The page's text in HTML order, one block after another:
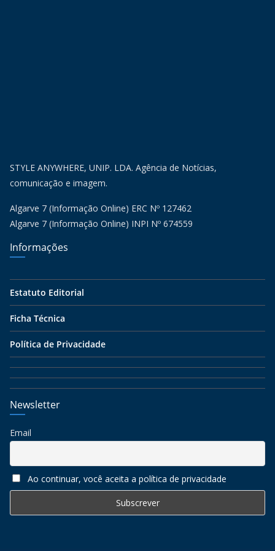
STYLE ANYWHERE, UNIP. LDA. Agência de Notícias,
comunicação e imagem.
Algarve 7 (Informação Online) ERC Nº 127462
Algarve 7 (Informação Online) INPI Nº 674559
Informações
Estatuto Editorial
Ficha Técnica
Política de Privacidade
Newsletter
Email
Ao continuar, você aceita a política de privacidade